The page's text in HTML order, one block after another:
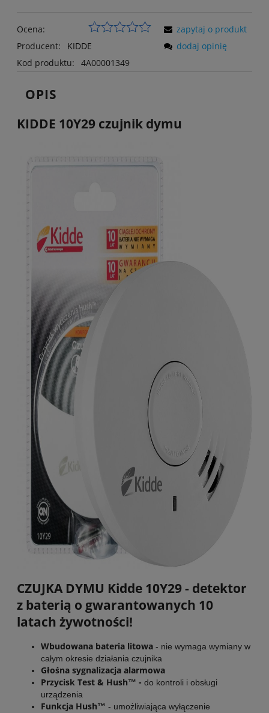
Ocena:
Producent:
KIDDE
Kod produktu:
4A00001349
zapytaj o produkt
dodaj opinię
OPIS
KIDDE 10Y29 czujnik dymu
CZUJKA DYMU Kidde 10Y29 - detektor
z baterią o gwarantowanych 10
latach żywotności!
Wbudowana bateria litowa - nie wymaga wymiany w
całym okresie działania czujnika
Głośna sygnalizacja alarmowa
Przycisk Test & Hush™ - do kontroli i obsługi
urządzenia
Funkcja Hush™ - umożliwiająca wyłączenie